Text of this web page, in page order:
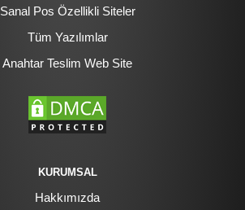
Sanal Pos Özellikli Siteler
Tüm Yazılımlar
Anahtar Teslim Web Site
KURUMSAL
Hakkımızda